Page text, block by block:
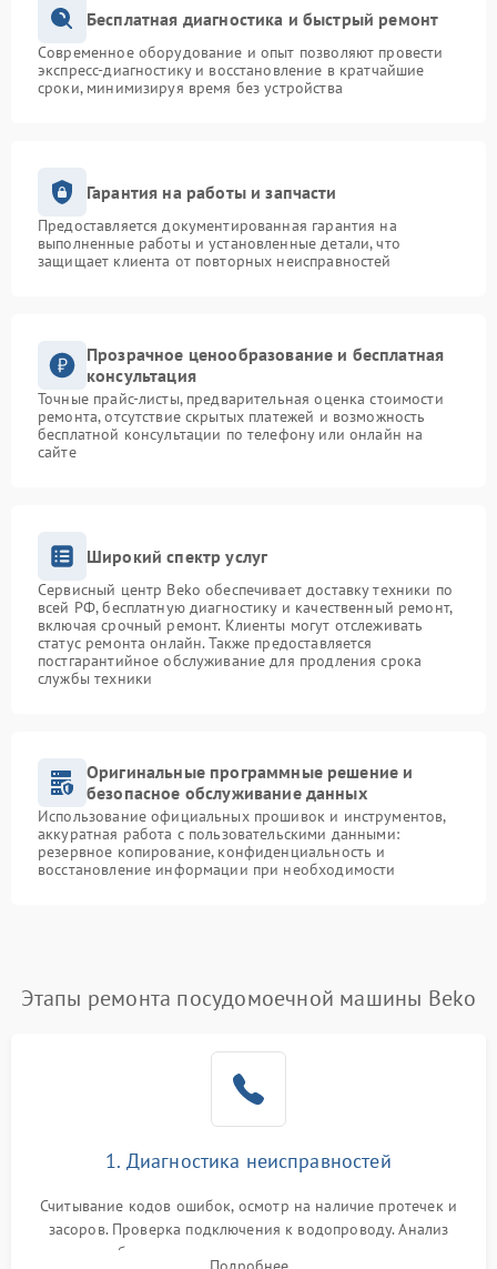
Бесплатная диагностика и быстрый ремонт
Современное оборудование и опыт позволяют провести
экспресс-диагностику и восстановление в кратчайшие
сроки, минимизируя время без устройства
Гарантия на работы и запчасти
Предоставляется документированная гарантия на
выполненные работы и установленные детали, что
защищает клиента от повторных неисправностей
Прозрачное ценообразование и бесплатная
консультация
Точные прайс-листы, предварительная оценка стоимости
ремонта, отсутствие скрытых платежей и возможность
бесплатной консультации по телефону или онлайн на
сайте
Широкий спектр услуг
Сервисный центр Beko обеспечивает доставку техники по
всей РФ, бесплатную диагностику и качественный ремонт,
включая срочный ремонт. Клиенты могут отслеживать
статус ремонта онлайн. Также предоставляется
постгарантийное обслуживание для продления срока
службы техники
Оригинальные программные решение и
безопасное обслуживание данных
Использование официальных прошивок и инструментов,
аккуратная работа с пользовательскими данными:
резервное копирование, конфиденциальность и
восстановление информации при необходимости
Этапы ремонта посудомоечной машины Beko
1. Диагностика неисправностей
Считывание кодов ошибок, осмотр на наличие протечек и
засоров. Проверка подключения к водопроводу. Анализ
жалоб на отсутствие слива, нагрева, вращения